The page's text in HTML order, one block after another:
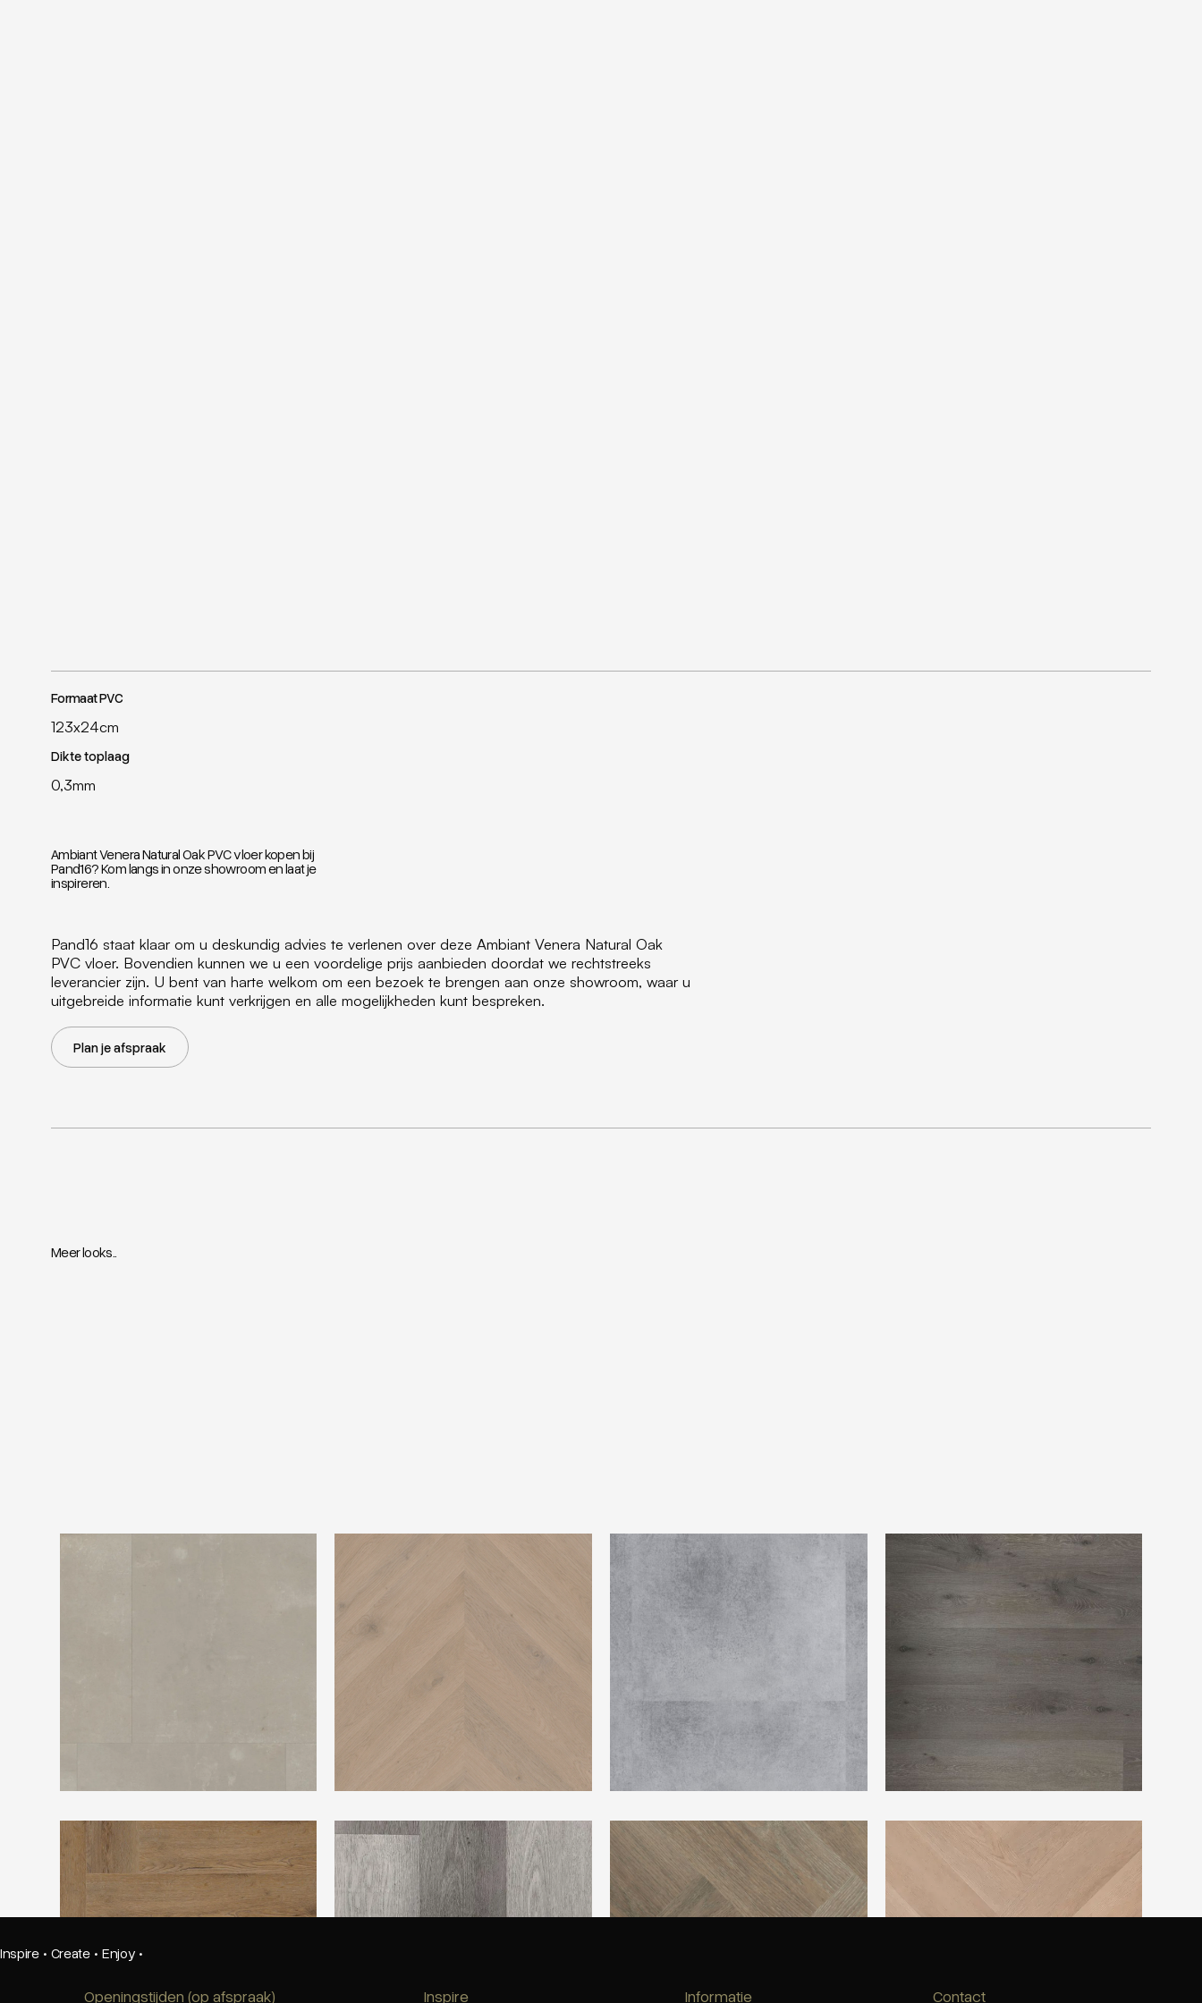
Formaat PVC
123x24cm
Dikte toplaag
0,3mm
Ambiant Venera Natural Oak PVC vloer kopen bij
Pand16? Kom langs in onze showroom en laat je
inspireren.
Pand16 staat klaar om u deskundig advies te verlenen over deze Ambiant Venera Natural Oak
PVC vloer. Bovendien kunnen we u een voordelige prijs aanbieden doordat we rechtstreeks
leverancier zijn. U bent van harte welkom om een bezoek te brengen aan onze showroom, waar u
uitgebreide informatie kunt verkrijgen en alle mogelijkheden kunt bespreken.
Plan je afspraak
Meer looks..
Montinique Beton Design M-1318 Douwes Dekker Riante plank drop PVC
Ambiant Spigato Vivero Visgraat Natural
Oak
TFD Espina 1 Montinique Charente Visgraat M-9779 Rivièra Maison Visgraat Long Island
Collection Herringbone Hempstead Grey
Inspire · Create · Enjoy ·
Openingstijden (op afspraak) Inspire Informatie Contact